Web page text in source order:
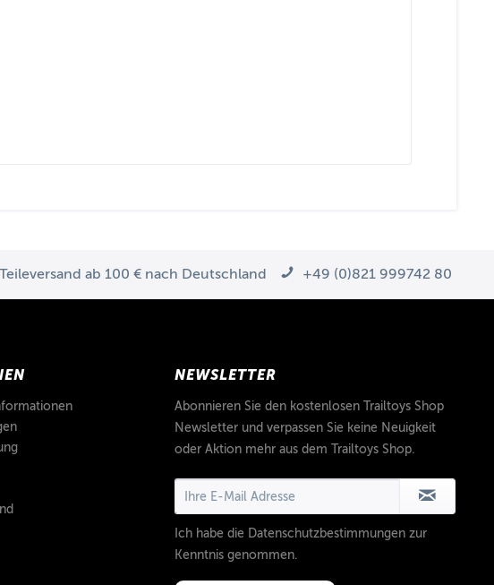
ab 100 € nach Deutschland +49 (0)821 999742 80
NEWSLETTER
Abonnieren Sie den kostenlosen Trailtoys Shop
Newsletter und verpassen Sie keine Neuigkeit
oder Aktion mehr aus dem Trailtoys Shop.
Ich habe die Datenschutzbestimmungen zur
Kenntnis genommen.